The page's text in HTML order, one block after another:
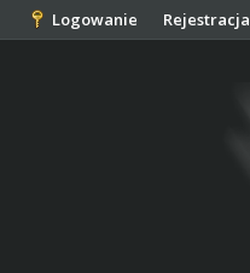
Logowanie Rejestracja